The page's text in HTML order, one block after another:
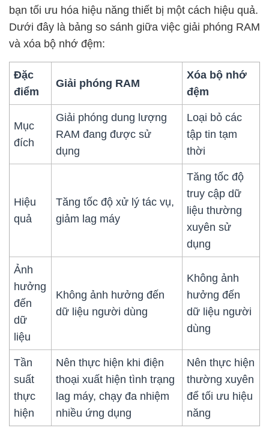
bạn tối ưu hóa hiệu năng thiết bị một cách hiệu quả.
Dưới đây là bảng so sánh giữa việc giải phóng RAM
và xóa bộ nhớ đệm:
Đặc
điểm
Giải phóng RAM
Xóa bộ nhớ
đệm
Mục
đích
Giải phóng dung lượng
RAM đang được sử
dụng
Loại bỏ các
tập tin tạm
thời
Hiệu
quả
Tăng tốc độ xử lý tác vụ,
giảm lag máy
Tăng tốc độ
truy cập dữ
liệu thường
xuyên sử
dụng
Ảnh
hưởng
đến
dữ
liệu
Không ảnh hưởng đến
dữ liệu người dùng
Không ảnh
hưởng đến
dữ liệu người
dùng
Tần
suất
thực
hiện
Nên thực hiện khi điện
thoại xuất hiện tình trạng
lag máy, chạy đa nhiệm
nhiều ứng dụng
Nên thực hiện
thường xuyên
để tối ưu hiệu
năng